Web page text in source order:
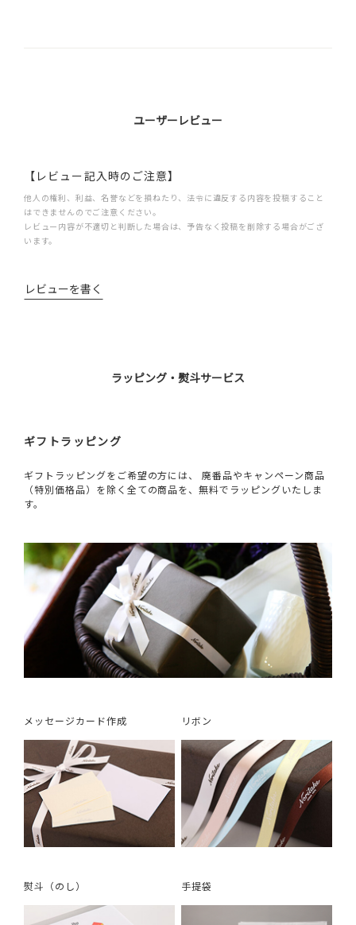
ユーザーレビュー
【レビュー記入時のご注意】
他人の権利、利益、名誉などを損ねたり、法令に違反する内容を投稿すること
はできませんのでご注意ください。
レビュー内容が不適切と判断した場合は、予告なく投稿を削除する場合がござ
います。
レビューを書く
ラッピング・熨斗サービス
ギフトラッピング
ギフトラッピングをご希望の方には、 廃番品やキャンペーン商品
（特別価格品）を除く全ての商品を、無料でラッピングいたしま
す。
メッセージカード作成 リボン
熨斗（のし） 手提袋